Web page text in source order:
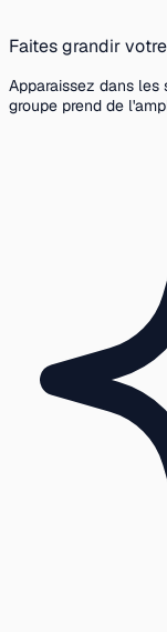
Faites grandir
Apparaissez dans
groupe prend de